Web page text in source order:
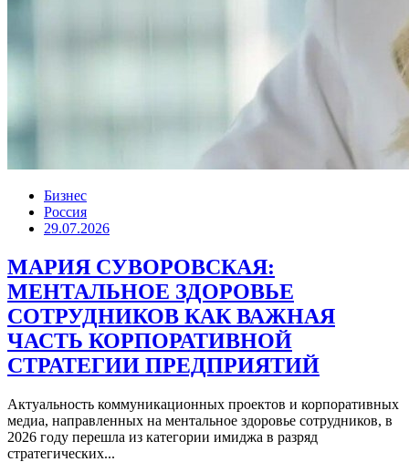
Бизнес
Россия
29.07.2026
МАРИЯ СУВОРОВСКАЯ:
МЕНТАЛЬНОЕ ЗДОРОВЬЕ
СОТРУДНИКОВ КАК ВАЖНАЯ
ЧАСТЬ КОРПОРАТИВНОЙ
СТРАТЕГИИ ПРЕДПРИЯТИЙ
Актуальность коммуникационных проектов и корпоративных
медиа, направленных на ментальное здоровье сотрудников, в
2026 году перешла из категории имиджа в разряд
стратегических...